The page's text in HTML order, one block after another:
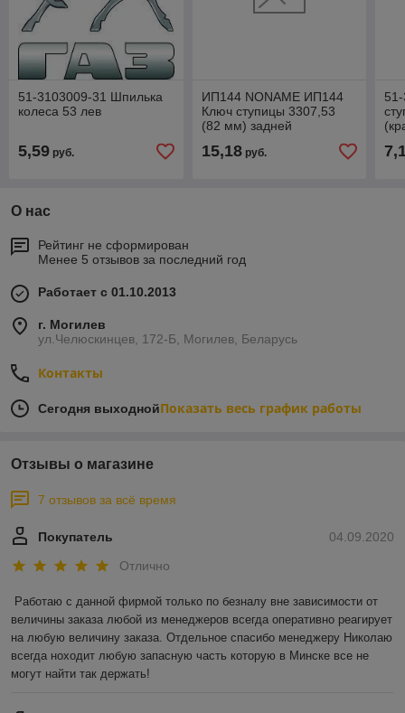
51-3103009-31 Шпилька
колеса 53 лев
5,59 руб.
ИП144 NONAME ИП144
Ключ ступицы 3307,53
(82 мм) задней
15,18руб.
О нас
Рейтинг не сформирован
Менее 5 отзывов за последний год
Работает с 01.10.2013
г. Могилев
ул.Челюскинцев, 172-Б, Могилев, Беларусь
Контакты
Сегодня выходнойПоказать весь график работы
Отзывы о магазине
7 отзывов за всё время
04.09.2020
Покупатель
Отлично
Работаю с данной фирмой только по безналу вне зависимости от
величины заказа любой из менеджеров всегда оперативно реагирует
на любую величину заказа. Отдельное спасибо менеджеру Николаю
всегда ноходит любую запасную часть которую в Минске все не
могут найти так держать!